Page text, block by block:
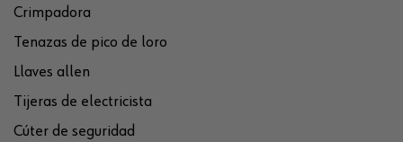
Crimpadora
Tenazas de pico de loro
Llaves allen
Tijeras de electricista
Cúter de seguridad